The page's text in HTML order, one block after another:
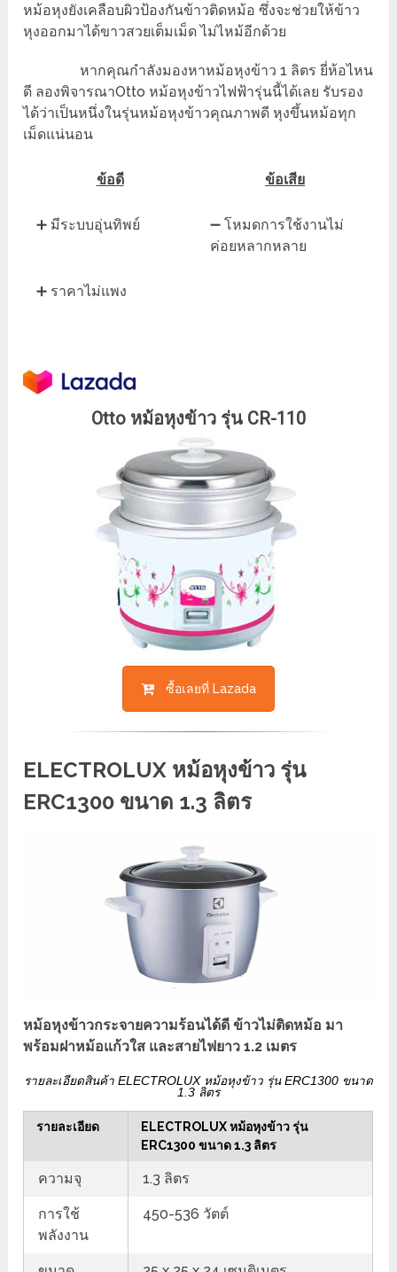
หม้อหุงยังเคลือบผิวป้องกันข้าวติดหม้อ ซึ่งจะช่วยให้ข้าว
หุงออกมาได้ขาวสวยเต็มเม็ด ไม่ไหม้อีกด้วย
หากคุณกำลังมองหาหม้อหุงข้าว 1 ลิตร ยี่ห้อไหน
ดี ลองพิจารณาOtto หม้อหุงข้าวไฟฟ้ารุ่นนี้ได้เลย รับรอง
ได้ว่าเป็นหนึ่งในรุ่นหม้อหุงข้าวคุณภาพดี หุงขึ้นหม้อทุก
เม็ดแน่นอน
ข้อดี ข้อเสีย
➕ มีระบบอุ่นทิพย์
➖ โหมดการใช้งานไม่
ค่อยหลากหลาย
➕ ราคาไม่แพง
Otto หม้อหุงข้าว รุ่น CR-110
ซื้อเลยที่ Lazada
ELECTROLUX หม้อหุงข้าว รุ่น
ERC1300 ขนาด 1.3 ลิตร
หม้อหุงข้าวกระจายความร้อนได้ดี ข้าวไม่ติดหม้อ มา
พร้อมฝาหม้อแก้วใส และสายไฟยาว 1.2 เมตร
รายละเอียดสินค้า ELECTROLUX หม้อหุงข้าว รุ่น ERC1300 ขนาด
1.3 ลิตร
รายละเอียด
ELECTROLUX หม้อหุงข้าว รุ่น
ERC1300 ขนาด 1.3 ลิตร
ความจุ 1.3 ลิตร
การใช้
พลังงาน
450-536 วัตต์